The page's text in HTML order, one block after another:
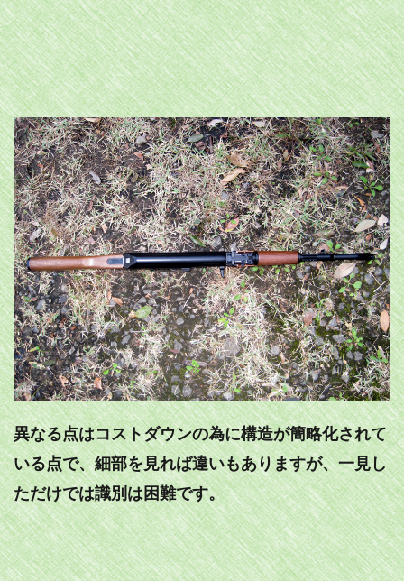
異なる点はコストダウンの為に構造が簡略化されて
いる点で、細部を見れば違いもありますが、一見し
ただけでは識別は困難です。